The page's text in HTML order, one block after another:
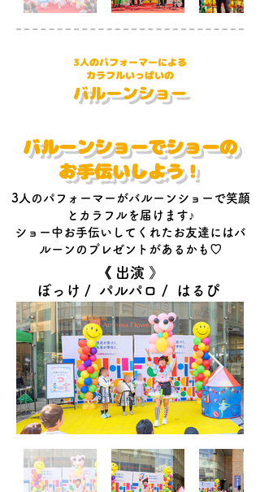
​バルーンショー
3人のパフォーマーによる
​カラフルいっぱいの
バルーンショーで​ショーの
お手伝いしよう！
3人のパフォーマーがバルーンショーで笑顔
とカラフルを届けます♪
ショー中お手伝いしてくれたお友達にはバ
ルーンのプレゼントがあるかも♡
《 ​出演 》
ぽっけ / パルパロ / はるぴ